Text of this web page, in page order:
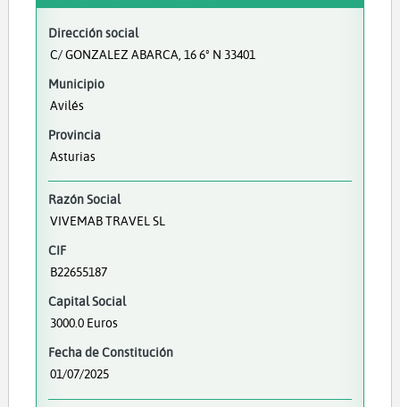
Dirección social
C/ GONZALEZ ABARCA, 16 6º N 33401
Municipio
Avilés
Provincia
Asturias
Razón Social
VIVEMAB TRAVEL SL
CIF
B22655187
Capital Social
3000.0 Euros
Fecha de Constitución
01/07/2025